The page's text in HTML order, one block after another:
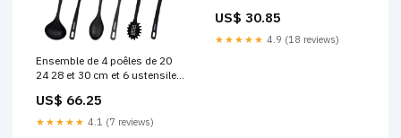
Ensemble de 4 poêles de 20
24 28 et 30 cm et 6 ustensiles
btpcat_main_291790454938
US$ 66.25
★★★★★ 4.1 (7 reviews)
US$ 30.85
★★★★★ 4.9 (18 reviews)